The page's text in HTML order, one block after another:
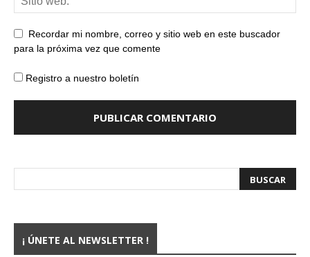
Recordar mi nombre, correo y sitio web en este buscador
para la próxima vez que comente
Registro a nuestro boletín
¡ ÚNETE AL NEWSLETTER !